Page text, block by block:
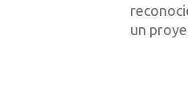
un